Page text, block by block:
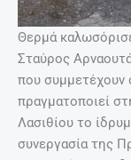
Θερμά
Σταύρος
που συμμετέχουν
πραγματοποιεί
Λασιθίου το
συνεργασία της